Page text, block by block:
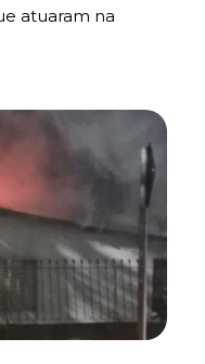
atuaram na